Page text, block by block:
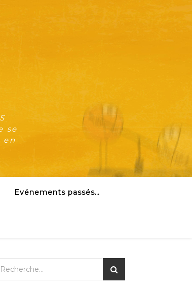
se
en
Evénements passés…